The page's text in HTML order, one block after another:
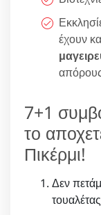
έχουν
7+1
το
Πικέρμι!
Δεν